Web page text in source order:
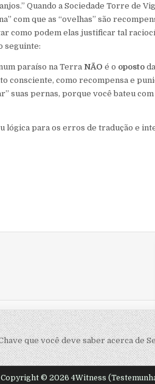
Quando a Sociedade Torre de
com que as “ovelhas” são
como podem elas justificar tal
seguinte:
paraíso na Terra NÃO é o oposto
consciente, como recompensa e
suas pernas, porque você bateu
lógica para os erros de tradução e
que você deve saber acerca de
Copyright © 2026 4Witness